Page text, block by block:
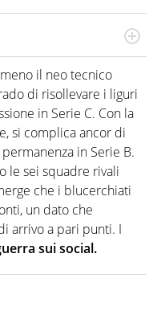
in tutte le
ha modo di
grandi protagonisti
il neo tecnico
di risollevare i liguri
in Serie C. Con la
si complica ancor di
in Serie B.
le sei squadre rivali
che i blucerchiati
un dato che
arrivo a pari punti. I
sui social.